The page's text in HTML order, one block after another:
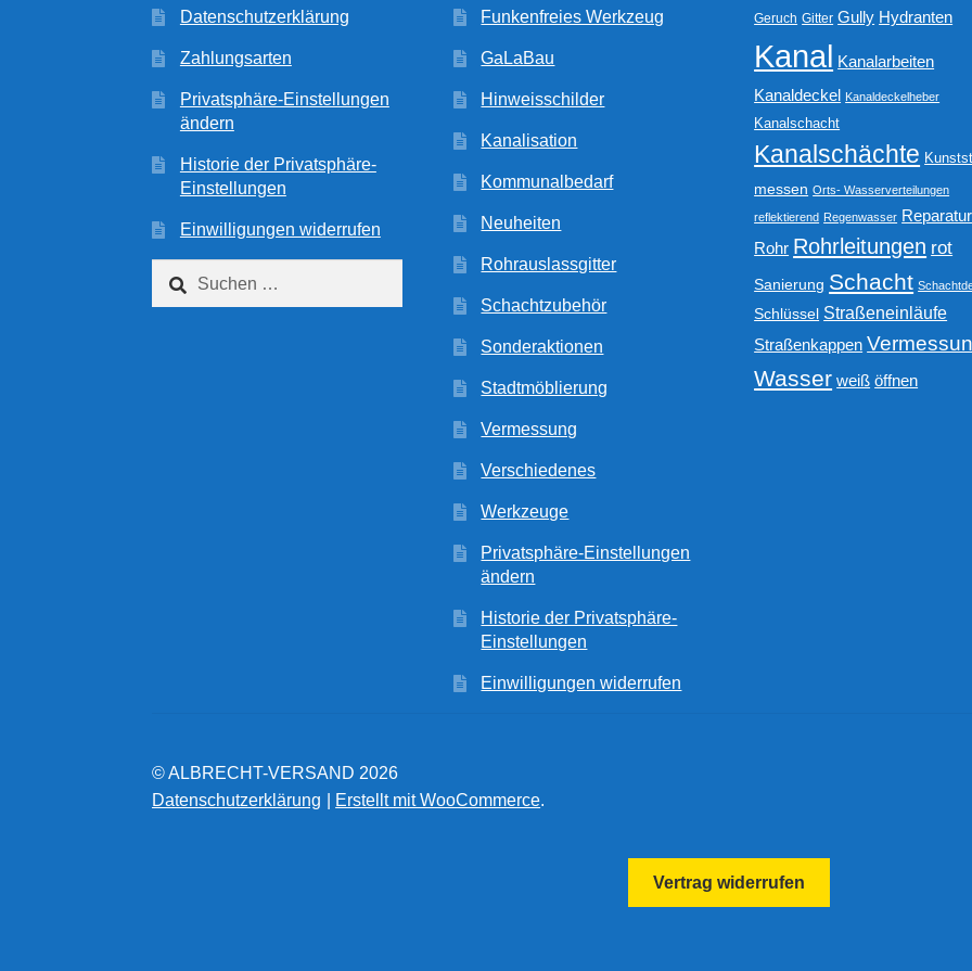
Datenschutzerklärung
Zahlungsarten
Privatsphäre-Einstellungen
ändern
Historie der Privatsphäre-
Einstellungen
Einwilligungen widerrufen
nach:
Funkenfreies Werkzeug
GaLaBau
Hinweisschilder
Kanalisation
Kommunalbedarf
Neuheiten
Rohrauslassgitter
Schachtzubehör
Sonderaktionen
Stadtmöblierung
Vermessung
Verschiedenes
Werkzeuge
Privatsphäre-Einstellungen
ändern
Historie der Privatsphäre-
Einstellungen
Einwilligungen widerrufen
Geruch Gitter Gully Hydranten
Kanal Kanalarbeiten
Kanaldeckel Kanaldeckelheber
Kanalschacht
Kanalschächte
messen Orts- Wasserverteilungen
reflektierend Regenwasser Reparatur
Rohr Rohrleitungen rot
Sanierung Schacht
Schlüssel Straßeneinläufe
Straßenkappen
Wasser weiß öffnen
© ALBRECHT-VERSAND 2026
Datenschutzerklärung
Erstellt mit WooCommerce.
Vertrag widerrufen